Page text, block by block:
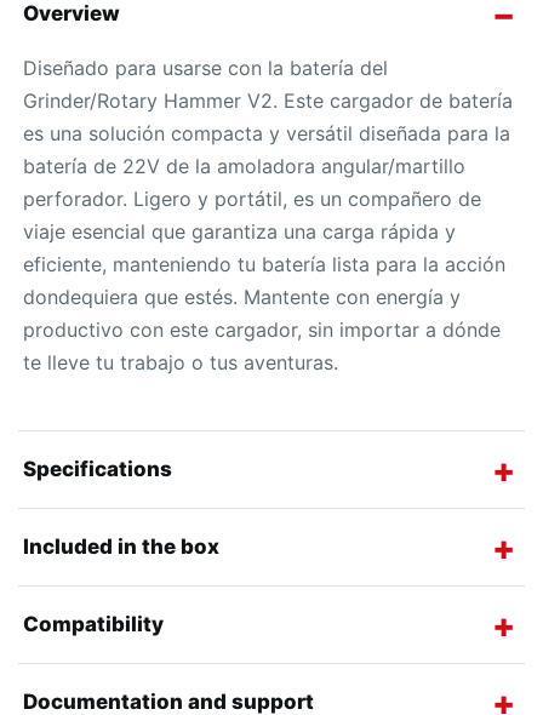
Overview
Diseñado para usarse con la batería del
Grinder/Rotary Hammer V2. Este cargador de batería
es una solución compacta y versátil diseñada para la
batería de 22V de la amoladora angular/martillo
perforador. Ligero y portátil, es un compañero de
viaje esencial que garantiza una carga rápida y
eficiente, manteniendo tu batería lista para la acción
dondequiera que estés. Mantente con energía y
productivo con este cargador, sin importar a dónde
te lleve tu trabajo o tus aventuras.
Specifications
Included in the box
Compatibility
Documentation and support